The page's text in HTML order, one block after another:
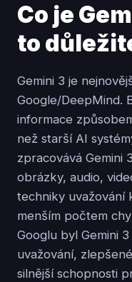
Co je
to
Gemini 3 je
Google/DeepMind.
informace
než starší AI
zpracovává Gemini
obrázky, audio,
techniky uvažování
menším počtem
Googlu byl Gemini
uvažování,
silnější schopnosti